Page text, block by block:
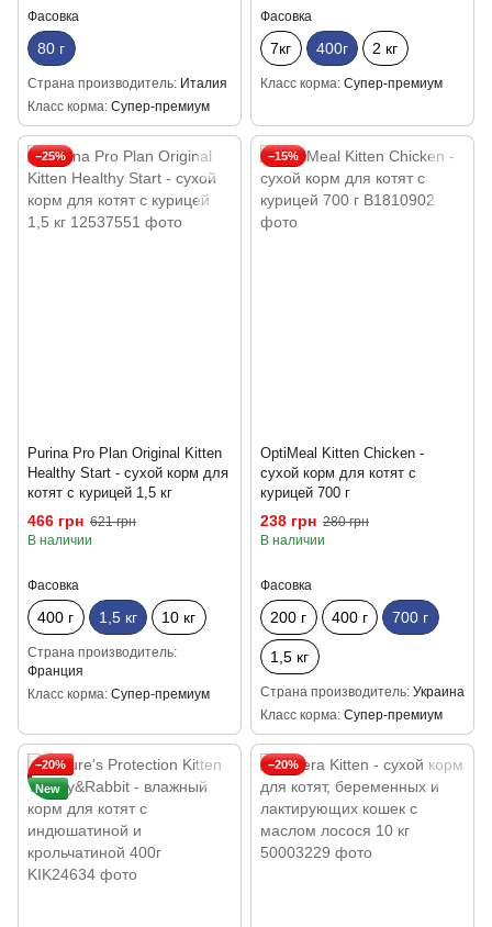
Фасовка
80 г
Страна производитель Италия
Класс корма Супер-премиум
Фасовка
7кг 400г 2 кг
Класс корма Супер-премиум
−25%
Purina Pro Plan Original Kitten
Healthy Start - сухой корм для
котят с курицей 1,5 кг
466 грн 621 грн
В наличии
Фасовка
400 г 1,5 кг 10 кг
Страна производитель
Франция
Класс корма Супер-премиум
−15%
OptiMeal Kitten Chicken -
сухой корм для котят с
курицей 700 г
238 грн 280 грн
В наличии
Фасовка
200 г 400 г 700 г
1,5 кг
Страна производитель Украина
Класс корма Супер-премиум
−20%
New
−20%